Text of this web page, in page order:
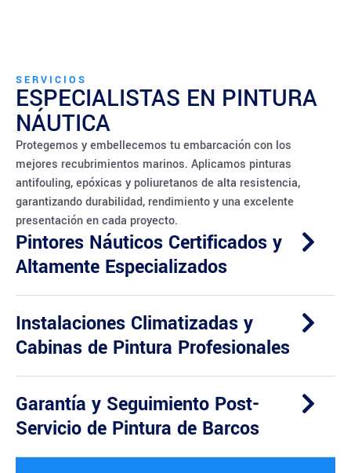
SERVICIOS
ESPECIALISTAS EN PINTURA
NÁUTICA
Protegemos y embellecemos tu embarcación con los
mejores recubrimientos marinos. Aplicamos pinturas
antifouling, epóxicas y poliuretanos de alta resistencia,
garantizando durabilidad, rendimiento y una excelente
presentación en cada proyecto.
Pintores Náuticos Certificados y
Altamente Especializados
Instalaciones Climatizadas y
Cabinas de Pintura Profesionales
Garantía y Seguimiento Post-
Servicio de Pintura de Barcos